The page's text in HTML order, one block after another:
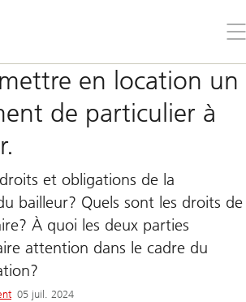
le
en location un
de particulier à
et obligations de la
bailleur? Quels sont les droits de
À quoi les deux parties
attention dans le cadre du
05 juil. 2024